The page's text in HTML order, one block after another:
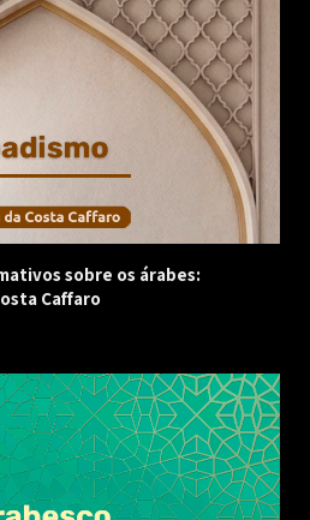
sobre os árabes:
Caffaro